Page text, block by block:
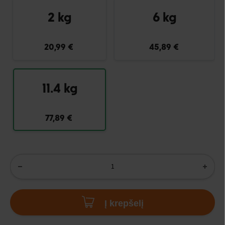
2 kg
20,99 €
6 kg
45,89 €
11.4 kg
77,89 €
Į krepšelį